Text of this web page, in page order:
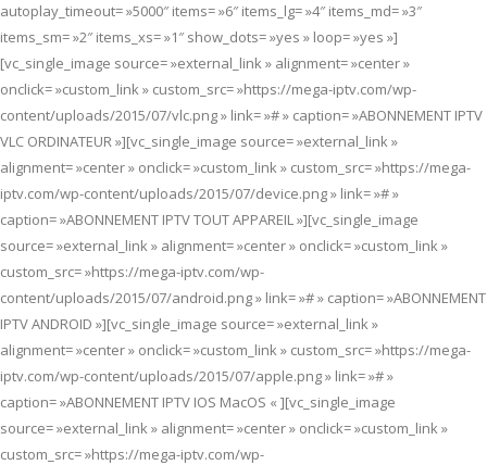
autoplay_timeout= »5000″ items= »6″ items_lg= »4″ items_md= »3″
items_sm= »2″ items_xs= »1″ show_dots= »yes » loop= »yes »]
[vc_single_image source= »external_link » alignment= »center »
onclick= »custom_link » custom_src= »https://mega-iptv.com/wp-
content/uploads/2015/07/vlc.png » link= »# » caption= »ABONNEMENT IPTV
VLC ORDINATEUR »][vc_single_image source= »external_link »
alignment= »center » onclick= »custom_link » custom_src= »https://mega-
iptv.com/wp-content/uploads/2015/07/device.png » link= »# »
caption= »ABONNEMENT IPTV TOUT APPAREIL »][vc_single_image
source= »external_link » alignment= »center » onclick= »custom_link »
custom_src= »https://mega-iptv.com/wp-
content/uploads/2015/07/android.png » link= »# » caption= »ABONNEMENT
IPTV ANDROID »][vc_single_image source= »external_link »
alignment= »center » onclick= »custom_link » custom_src= »https://mega-
iptv.com/wp-content/uploads/2015/07/apple.png » link= »# »
caption= »ABONNEMENT IPTV IOS MacOS « ][vc_single_image
source= »external_link » alignment= »center » onclick= »custom_link »
custom_src= »https://mega-iptv.com/wp-